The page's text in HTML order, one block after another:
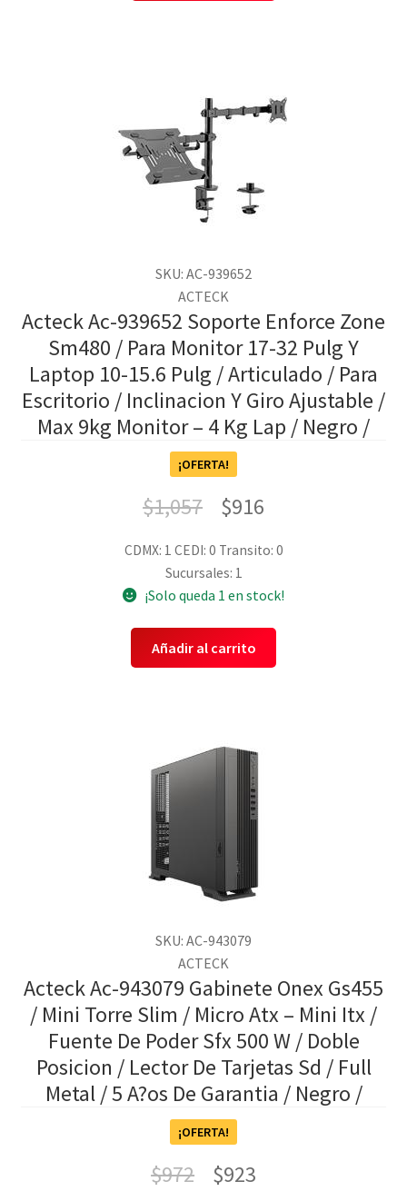
SKU: AC-939652
ACTECK
Acteck Ac-939652 Soporte Enforce Zone
Sm480 / Para Monitor 17-32 Pulg Y
Laptop 10-15.6 Pulg / Articulado / Para
Escritorio / Inclinacion Y Giro Ajustable /
Max 9kg Monitor – 4 Kg Lap / Negro /
¡OFERTA!
$1,057 $916
CDMX: 1 CEDI: 0 Transito: 0
Sucursales: 1
¡Solo queda 1 en stock!
Añadir al carrito
SKU: AC-943079
ACTECK
Acteck Ac-943079 Gabinete Onex Gs455
/ Mini Torre Slim / Micro Atx – Mini Itx /
Fuente De Poder Sfx 500 W / Doble
Posicion / Lector De Tarjetas Sd / Full
Metal / 5 A?os De Garantia / Negro /
¡OFERTA!
$972 $923